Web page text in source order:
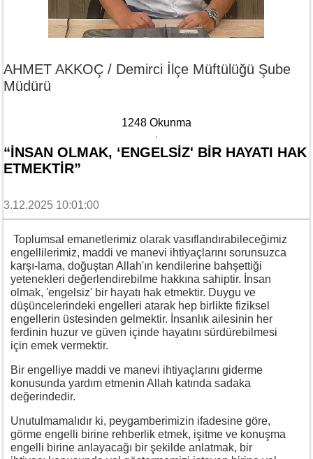
AHMET AKKOÇ / Demirci İlçe Müftülüğü Şube
Müdürü
1248 Okunma
“İNSAN OLMAK, ‘ENGELSIZ' BIR HAYATI HAK
ETMEKTIR”
3.12.2025 10:01:00
Toplumsal emanetlerimiz olarak vasıflandırabileceğimiz
engellilerimiz, maddi ve manevi ihtiyaçlarını sorunsuzca
karşı-lama, doğuştan Allah'ın kendilerine bahşettiği
yetenekleri değerlendirebilme hakkına sahiptir. İnsan
olmak, 'engelsiz' bir hayatı hak etmektir. Duygu ve
düşüncelerindeki engelleri atarak hep birlikte fiziksel
engellerin üstesinden gelmektir. İnsanlık ailesinin her
ferdinin huzur ve güven içinde hayatını sürdürebilmesi
için emek vermektir.
Bir engelliye maddi ve manevi ihtiyaçlarını giderme
konusunda yardım etmenin Allah katında sadaka
değerindedir.
Unutulmamalıdır ki, peygamberimizin ifadesine göre,
görme engelli birine rehberlik etmek, işitme ve konuşma
engelli birine anlayacağı bir şekilde anlatmak, bir